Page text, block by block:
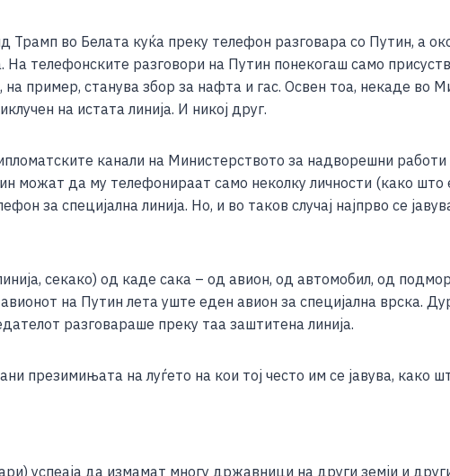
Трамп во Белата куќа преку телефон разговара со Путин, а
телефонските разговори на Путин понекогаш само
пример, станува збор за нафта и гас. Освен тоа, некаде во
на истата линија. И никој друг.
канали на Министерството за надворешни работи
можат да му телефонираат само неколку личности (како што
за специјална линија. Но, и во таков случај најпрво се
секако) од каде сака – од авион, од автомобил, од
на Путин лета уште еден авион за специјална врска.
разговараше преку таа заштитена линија.
презимињата на луѓето на кои тој често им се јавува, како
успеаја да измамат многу државници на други земји и